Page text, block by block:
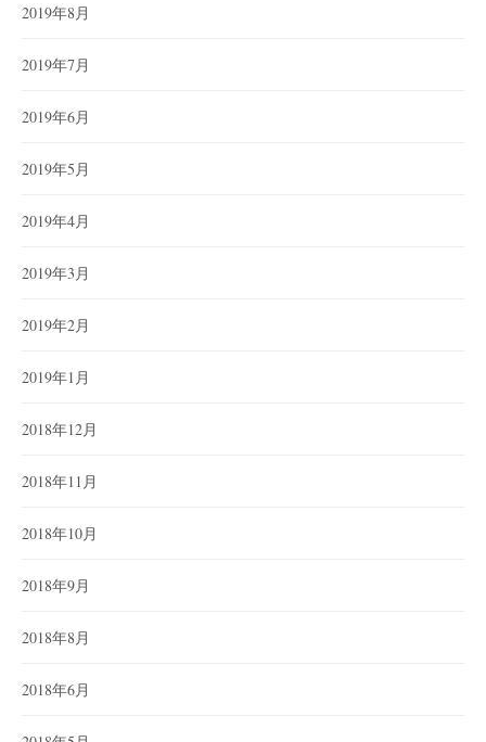
2019年8月
2019年7月
2019年6月
2019年5月
2019年4月
2019年3月
2019年2月
2019年1月
2018年12月
2018年11月
2018年10月
2018年9月
2018年8月
2018年6月